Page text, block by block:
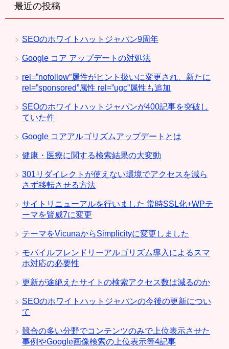
最近の投稿
SEOのホワイトハットジャパン9周年
Google コア アップデートの対処法
rel=”nofollow”属性がヒント扱いに変更され、新たに
rel=”sponsored”属性 rel=”ugc”属性も追加
SEOのホワイトハットジャパンが400記事を突破し
ていた件
Google コアアルゴリズムアップデートとは
健康・医療に関する検索結果の大変動
301リダイレクトが使えない環境でアクセスを減ら
さず移転させる方法
サイトリニューアルを行いました 常時SSL化+WPテ
ーマを賢威7に変更
テーマをVicunaからSimplicityに変更しました
モバイルフレンドリーアルゴリズム導入によるスマ
ホ対応の必要性
更新が途絶えたサイトの検索アクセス数は減るのか
SEOのホワイトハットジャパンの今後の更新につい
て
競合の多い分野でコンテンツのみで上位表示させた
事例やGoogle画像検索の上位表示等4記事